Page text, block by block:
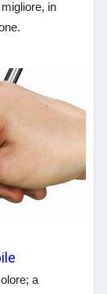
in
a